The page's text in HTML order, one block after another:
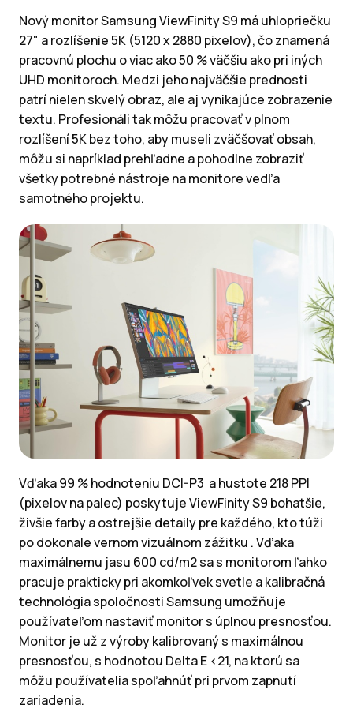
Nový monitor Samsung ViewFinity S9 má uhlopriečku
27" a rozlíšenie 5K (5120 x 2880 pixelov), čo znamená
pracovnú plochu o viac ako 50 % väčšiu ako pri iných
UHD monitoroch. Medzi jeho najväčšie prednosti
patrí nielen skvelý obraz, ale aj vynikajúce zobrazenie
textu. Profesionáli tak môžu pracovať v plnom
rozlíšení 5K bez toho, aby museli zväčšovať obsah,
môžu si napríklad prehľadne a pohodlne zobraziť
všetky potrebné nástroje na monitore vedľa
samotného projektu.
Vďaka 99 % hodnoteniu DCI-P3 a hustote 218 PPI
(pixelov na palec) poskytuje ViewFinity S9 bohatšie,
živšie farby a ostrejšie detaily pre každého, kto túži
po dokonale vernom vizuálnom zážitku . Vďaka
maximálnemu jasu 600 cd/m2 sa s monitorom ľahko
pracuje prakticky pri akomkoľvek svetle a kalibračná
technológia spoločnosti Samsung umožňuje
používateľom nastaviť monitor s úplnou presnosťou.
Monitor je už z výroby kalibrovaný s maximálnou
presnosťou, s hodnotou Delta E <21, na ktorú sa
môžu používatelia spoľahnúť pri prvom zapnutí
zariadenia.